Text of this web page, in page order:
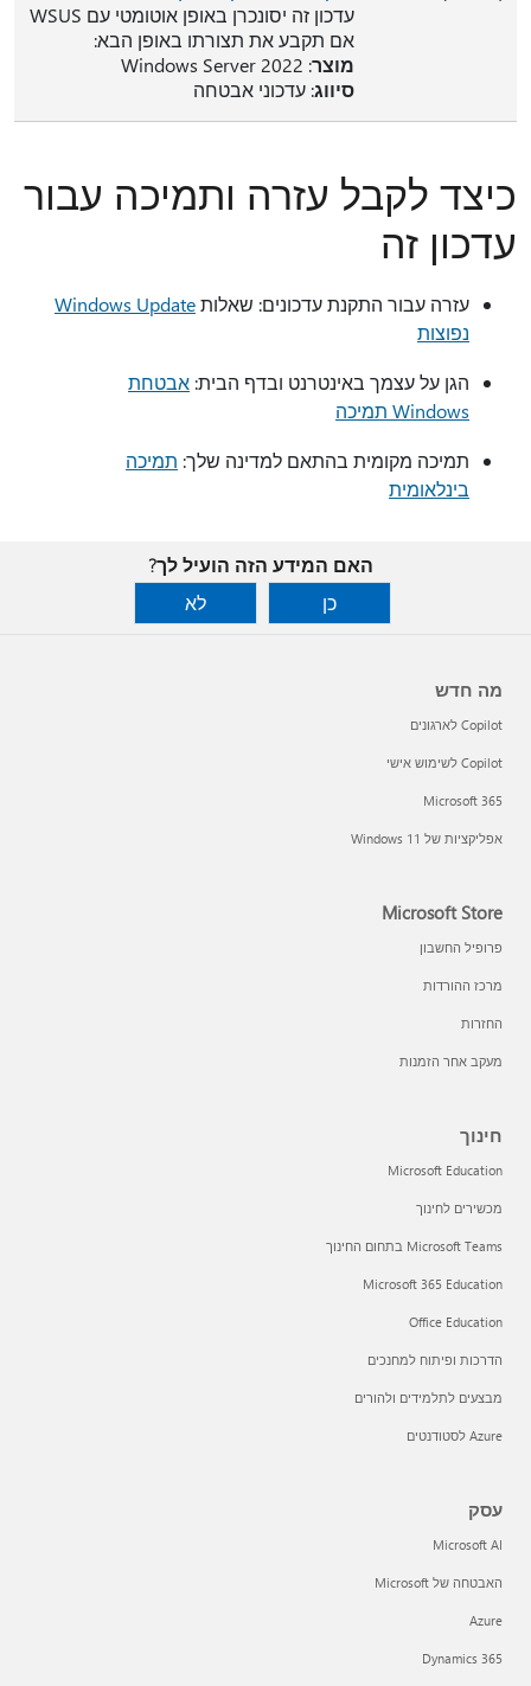
עדכון זה יסונכרן באופן אוטומטי עם WSUS
אם תקבע את תצורתו באופן הבא:
מוצר: Windows Server 2022
סיווג: עדכוני אבטחה
כיצד לקבל עזרה ותמיכה עבור
עדכון זה
עזרה עבור התקנת עדכונים: שאלותWindows Update
נפוצות
הגן על עצמך באינטרנט ובדף הבית: אבטחת
Windows תמיכה
תמיכה מקומית בהתאם למדינה שלך: תמיכה
בינלאומית
האם המידע הזה הועיל לך?
כן
לא
מה חדש
Copilot לארגונים
Copilot לשימוש אישי
Microsoft 365
אפליקציות של Windows 11‏
Microsoft Store
פרופיל החשבון
מרכז ההורדות
החזרות
מעקב אחר הזמנות
חינוך
Microsoft Education
מכשירים לחינוך
Microsoft Teams בתחום החינוך
Microsoft 365 Education
Office Education
הדרכות ופיתוח למחנכים
מבצעים לתלמידים ולהורים
Azure לסטודנטים
עסק
Microsoft AI
האבטחה של Microsoft
Azure
Dynamics 365